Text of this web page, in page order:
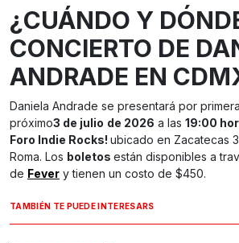
¿CUÁNDO Y
CONCIERTO DE
ANDRADE EN
Daniela Andrade se presentará por
próximo3 de julio de 2026 a las 19:00
Foro Indie Rocks! ubicado en Zacatecas
Roma. Los boletos están disponibles a
de Fever y tienen un costo de $450.
TAMBIÉN TE PUEDE INTERESARS